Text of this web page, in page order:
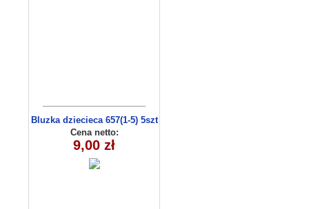
Bluzka dziecieca 657(1-5) 5szt
Cena netto:
9,00 zł